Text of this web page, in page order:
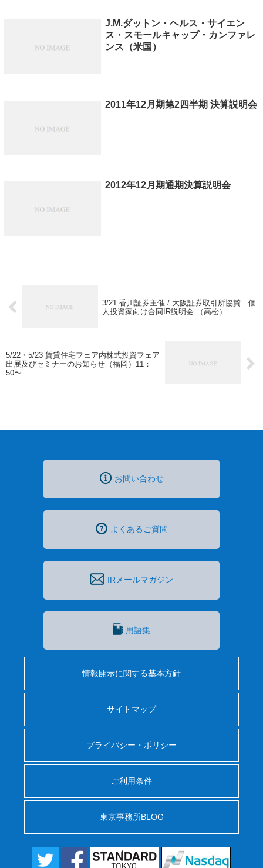
J.M.ダットン・ヘルス・サイエン
ス・スモールキャップ・カンファレ
ンス（米国）
2011年12月期第2四半期 決算説明会
2012年12月期通期決算説明会
3/21 香川証券主催 / 大阪証券取引所協賛 個
人投資家向け合同IR説明会 （高松）
5/22・5/23 賃貸住宅フェア内株式投資フェア
出展及びセミナーのお知らせ（福岡）11：
50〜
お問い合わせ
よくあるご質問
IRメールマガジン
用語集
情報開示に関する基本方針
サイトマップ
プライバシー・ポリシー
ご利用条件
東京事務所BLOG